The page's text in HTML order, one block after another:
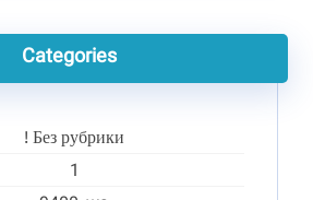
Categories
! Без рубрики
1